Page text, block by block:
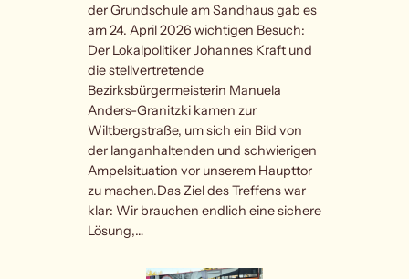
der Grundschule am Sandhaus gab es
am 24. April 2026 wichtigen Besuch:
Der Lokalpolitiker Johannes Kraft und
die stellvertretende
Bezirksbürgermeisterin Manuela
Anders-Granitzki kamen zur
Wiltbergstraße, um sich ein Bild von
der langanhaltenden und schwierigen
Ampelsituation vor unserem Haupttor
zu machen.Das Ziel des Treffens war
klar: Wir brauchen endlich eine sichere
Lösung,…